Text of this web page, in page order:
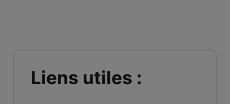
Liens utiles :